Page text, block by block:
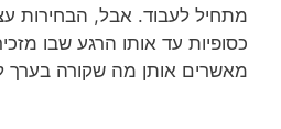
מתחיל לעבוד. אבל, הבחירות
כסופיות עד אותו הרגע שבו
מאשרים אותן מה שקורה בערך לקראת ה